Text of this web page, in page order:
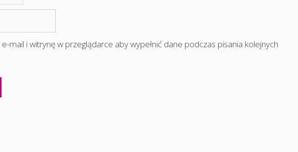
mail i witrynę w przeglądarce aby wypełnić dane podczas pisania kolejnych